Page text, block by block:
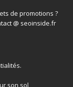
de promotions ?
@ seoinside.fr
.